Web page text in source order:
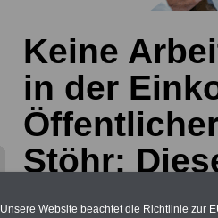
Keine
in der
Stöhr:
Unsere Website beachtet die Richtlinie zur